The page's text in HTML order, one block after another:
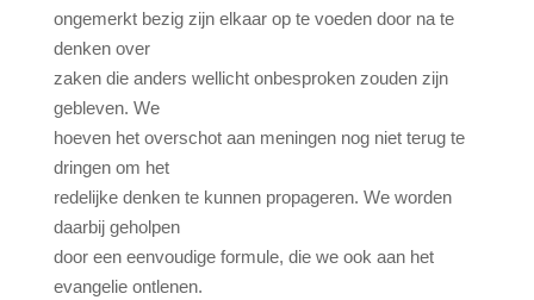
ongemerkt bezig zijn elkaar op te voeden door na te
denken over
zaken die anders wellicht onbesproken zouden zijn
gebleven. We
hoeven het overschot aan meningen nog niet terug te
dringen om het
redelijke denken te kunnen propageren. We worden
daarbij geholpen
door een eenvoudige formule, die we ook aan het
evangelie ontlenen.